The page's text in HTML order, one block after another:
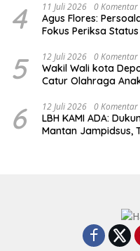
4 11 Juli 2026 0 Komentar
Agus Flores:
Fokus Periksa
5 12 Juli 2026 0 Komentar
Wakil Wali kota
Catur Olahraga
6 12 Juli 2026 0 Komentar
LBH KAMI ADA:
Mantan Jampidsus,